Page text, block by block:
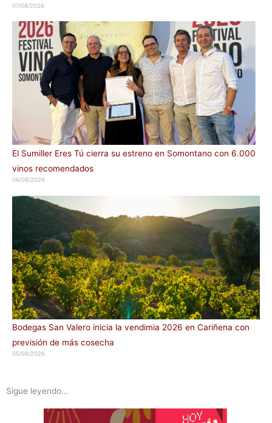
07/08/2026
El Sumiller Eres Tú cierra su estreno en Somontano con 6.000
vinos recomendados
06/08/2026
Bodegas San Valero inicia la vendimia 2026 en Cariñena con
previsión de más cosecha
05/08/2026
Sigue leyendo...